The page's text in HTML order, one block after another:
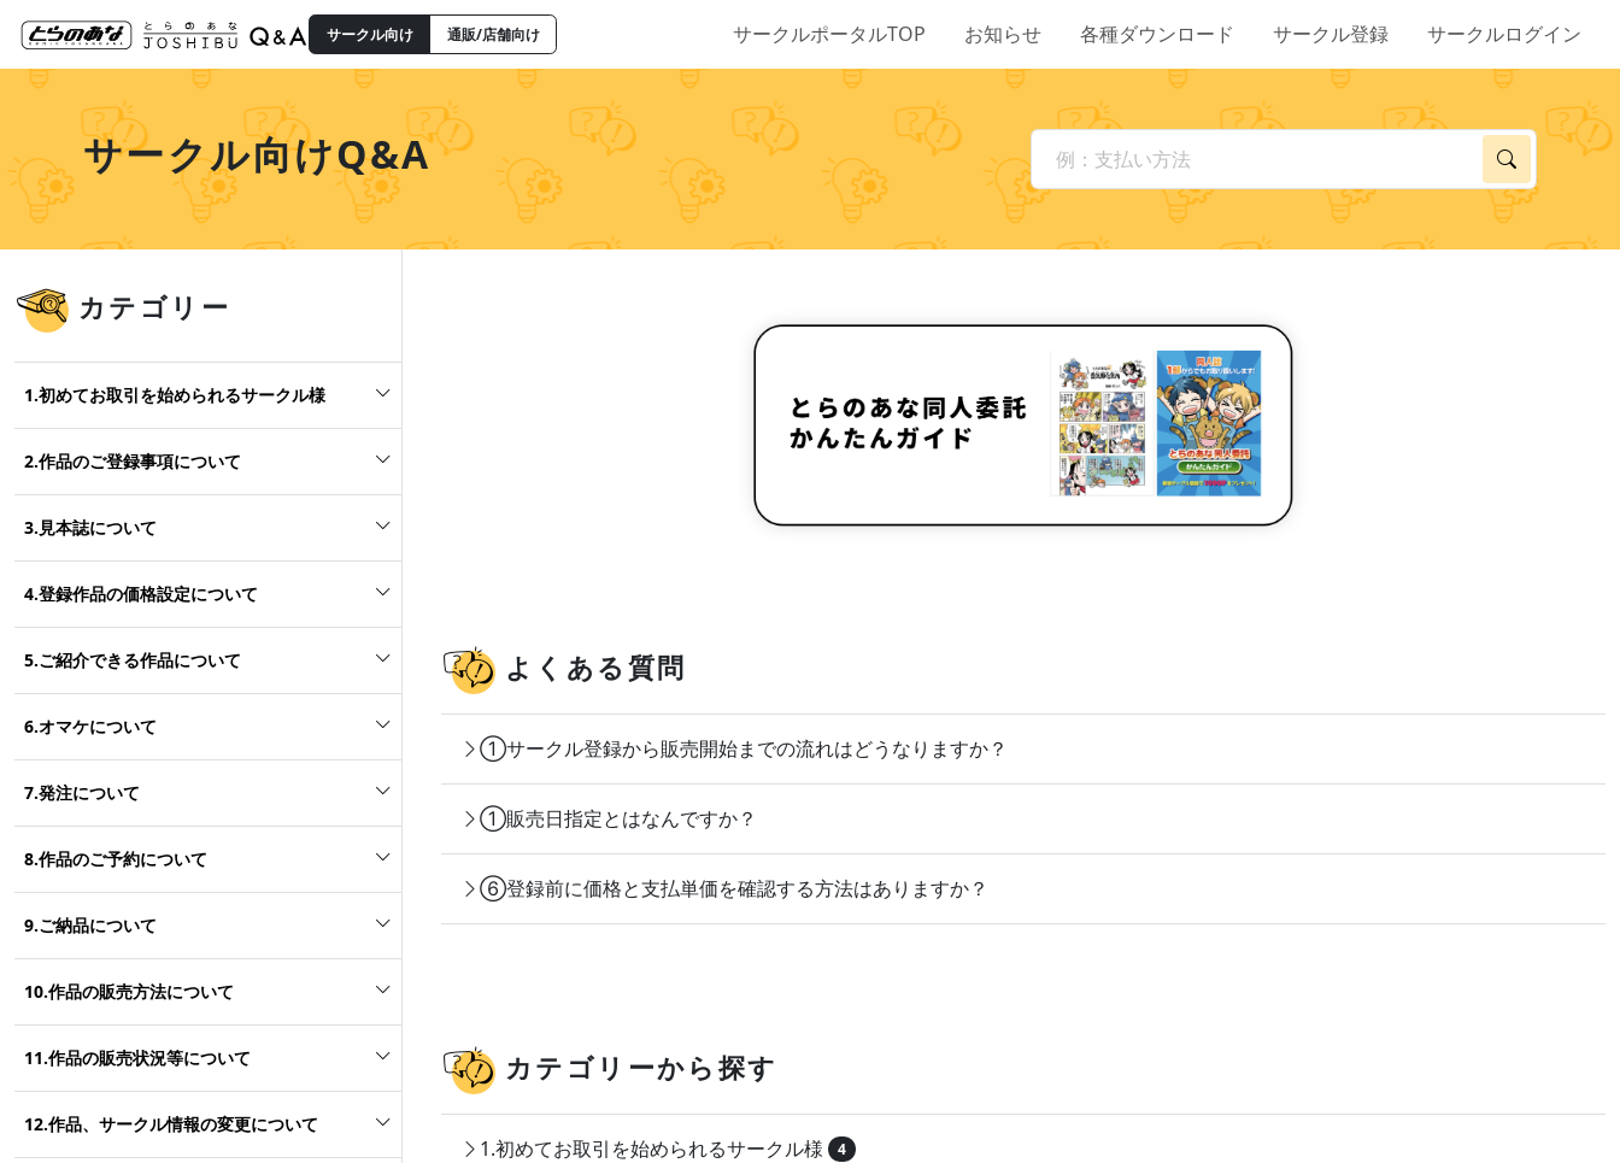
サークル向け 通販/店舗向け サークルポータルTOP お知らせ 各種ダウンロード サークル登録 サークルログイン
サークル向けQ&A
カテゴリー
1.初めてお取引を始められるサークル様
2.作品のご登録事項について
3.見本誌について
4.登録作品の価格設定について
5.ご紹介できる作品について
6.オマケについて
7.発注について
8.作品のご予約について
9.ご納品について
10.作品の販売方法について
11.作品の販売状況等について
12.作品、サークル情報の変更について
よくある質問
①サークル登録から販売開始までの流れはどうなりますか？
①販売日指定とはなんですか？
⑥登録前に価格と支払単価を確認する方法はありますか？
カテゴリーから探す
1.初めてお取引を始められるサークル様 4